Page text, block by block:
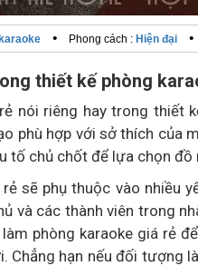
• Phong cách : Hiện đại •
thiết kế phòng
nói riêng hay trong thiết
phù hợp với sở thích của
tố chủ chốt để lựa chọn
sẽ phụ thuộc vào nhiều
và các thành viên trong
phòng karaoke giá rẻ
hạn nếu đối tượng